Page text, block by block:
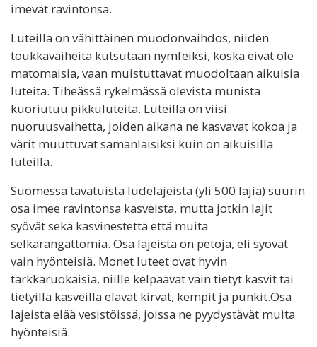
imevät ravintonsa.
Luteilla on vähittäinen muodonvaihdos, niiden
toukkavaiheita kutsutaan nymfeiksi, koska eivät ole
matomaisia, vaan muistuttavat muodoltaan aikuisia
luteita. Tiheässä rykelmässä olevista munista
kuoriutuu pikkuluteita. Luteilla on viisi
nuoruusvaihetta, joiden aikana ne kasvavat kokoa ja
värit muuttuvat samanlaisiksi kuin on aikuisilla
luteilla.
Suomessa tavatuista ludelajeista (yli 500 lajia) suurin
osa imee ravintonsa kasveista, mutta jotkin lajit
syövät sekä kasvinestettä että muita
selkärangattomia. Osa lajeista on petoja, eli syövät
vain hyönteisiä. Monet luteet ovat hyvin
tarkkaruokaisia, niille kelpaavat vain tietyt kasvit tai
tietyillä kasveilla elävät kirvat, kempit ja punkit.Osa
lajeista elää vesistöissä, joissa ne pyydystävät muita
hyönteisiä.